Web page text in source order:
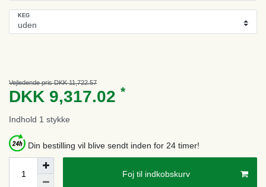
KEG
Vejledende pris DKK 11,722.57
DKK 9,317.02 *
Indhold 1 stykke
Din bestilling vil blive sendt inden for 24 timer!
Foj til indkobskurv